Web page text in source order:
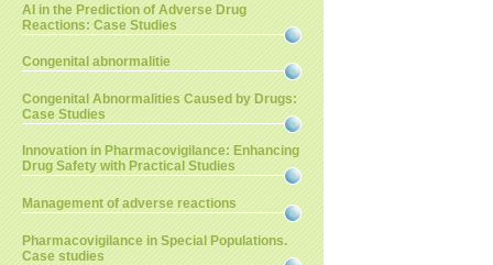
AI in the Prediction of Adverse Drug
Reactions: Case Studies
Congenital abnormalitie
Congenital Abnormalities Caused by Drugs:
Case Studies
Innovation in Pharmacovigilance: Enhancing
Drug Safety with Practical Studies
Management of adverse reactions
Pharmacovigilance in Special Populations.
Case studies